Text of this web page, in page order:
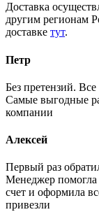
Доставка
другим регионам
доставке тут.
Петр
Без претензий.
Самые выгодные
компании
Алексей
Первый раз
Менеджер помогла
счет и оформила
привезли